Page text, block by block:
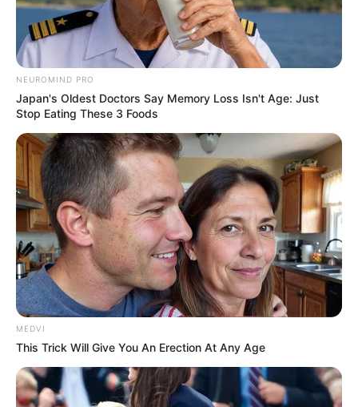
Face à ces reproches inattendus de la part
d’Antoine, Mélanie encaisse difficilement le
coup.
“Donc je me suis encore repris un coup
dans la tête”, confie-t-elle.
Mélanie déplore le
comportement
d’Antoine, cette mise
au point qui pourrait
sceller leur divorce
Dans la séquence suivante, Mélanie déplore le
NEUROMIND PRO
Japan's Oldest Doctors Say Memory Loss Isn't Age: Just
Stop Eating These 3 Foods
MEDVI
This Trick Will Give You An Erection At Any Age